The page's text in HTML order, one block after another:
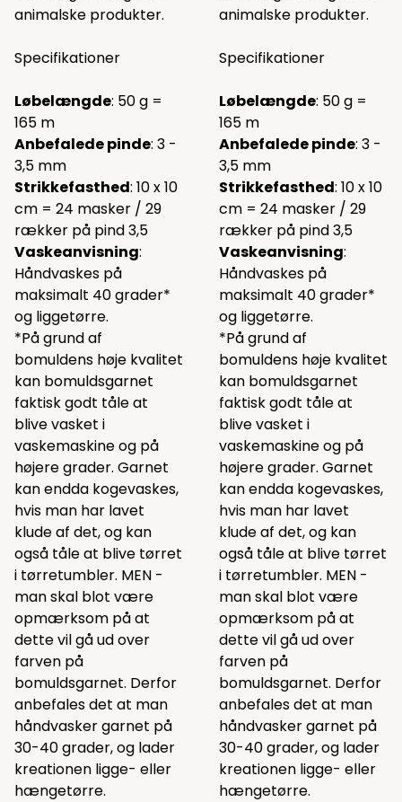
animalske produkter.
Specifikationer
Løbelængde: 50 g =
165 m
Anbefalede pinde: 3 -
3,5 mm
Strikkefasthed: 10 x 10
cm = 24 masker / 29
rækker på pind 3,5
Vaskeanvisning:
Håndvaskes på
maksimalt 40 grader*
og liggetørre.
*På grund af
bomuldens høje kvalitet
kan bomuldsgarnet
faktisk godt tåle at
blive vasket i
vaskemaskine og på
højere grader. Garnet
kan endda kogevaskes,
hvis man har lavet
klude af det, og kan
også tåle at blive tørret
i tørretumbler. MEN -
man skal blot være
opmærksom på at
dette vil gå ud over
farven på
bomuldsgarnet. Derfor
anbefales det at man
håndvasker garnet på
30-40 grader, og lader
kreationen ligge- eller
hængetørre.
animalske produkter.
Specifikationer
Løbelængde: 50 g =
165 m
Anbefalede pinde: 3 -
3,5 mm
Strikkefasthed: 10 x 10
cm = 24 masker / 29
rækker på pind 3,5
Vaskeanvisning:
Håndvaskes på
maksimalt 40 grader*
og liggetørre.
*På grund af
bomuldens høje kvalitet
kan bomuldsgarnet
faktisk godt tåle at
blive vasket i
vaskemaskine og på
højere grader. Garnet
kan endda kogevaskes,
hvis man har lavet
klude af det, og kan
også tåle at blive tørret
i tørretumbler. MEN -
man skal blot være
opmærksom på at
dette vil gå ud over
farven på
bomuldsgarnet. Derfor
anbefales det at man
håndvasker garnet på
30-40 grader, og lader
kreationen ligge- eller
hængetørre.